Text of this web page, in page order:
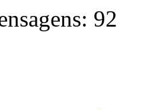
92